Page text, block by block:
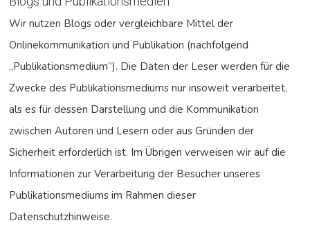
Wir nutzen Blogs oder vergleichbare Mittel der
Onlinekommunikation und Publikation (nachfolgend
„Publikationsmedium“). Die Daten der Leser werden für die
Zwecke des Publikationsmediums nur insoweit verarbeitet,
als es für dessen Darstellung und die Kommunikation
zwischen Autoren und Lesern oder aus Gründen der
Sicherheit erforderlich ist. Im Übrigen verweisen wir auf die
Informationen zur Verarbeitung der Besucher unseres
Publikationsmediums im Rahmen dieser
Datenschutzhinweise.